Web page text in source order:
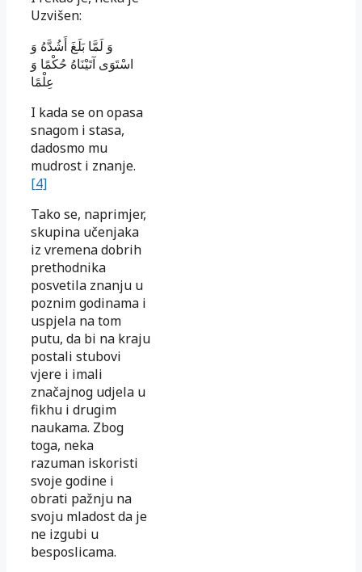
Uzvišen:
وَ لَمَّا بَلَغَ أَشُدَّهُ وَ
اسْتَوَى آتَيْنَاهُ حُكْمًا وَ
عِلْمًا
I kada se on opasa
snagom i stasa,
dadosmo mu
mudrost i znanje.
[4]
Tako se, naprimjer,
skupina učenjaka
iz vremena dobrih
prethodnika
posvetila znanju u
poznim godinama i
uspjela na tom
putu, da bi na kraju
postali stubovi
vjere i imali
značajnog udjela u
fikhu i drugim
naukama. Zbog
toga, neka
razuman iskoristi
svoje godine i
obrati pažnju na
svoju mladost da je
ne izgubi u
besposlicama.